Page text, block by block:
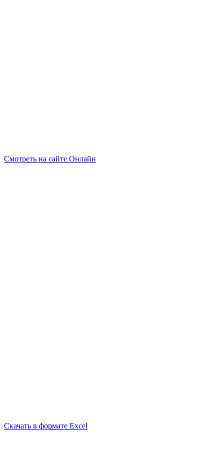
Смотреть на сайте Онлайн
Скачать в формате Excel